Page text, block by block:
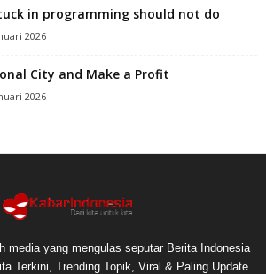
in programming should not do
2026
City and Make a Profit
2026
media yang mengulas seputar Berita Indonesia
Terkini, Trending Topik, Viral & Paling Update